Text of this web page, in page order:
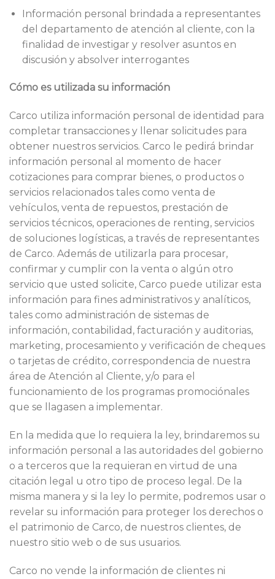
Información personal brindada a representantes
del departamento de atención al cliente, con la
finalidad de investigar y resolver asuntos en
discusión y absolver interrogantes
Cómo es utilizada su información
Carco utiliza información personal de identidad para
completar transacciones y llenar solicitudes para
obtener nuestros servicios. Carco le pedirá brindar
información personal al momento de hacer
cotizaciones para comprar bienes, o productos o
servicios relacionados tales como venta de
vehículos, venta de repuestos, prestación de
servicios técnicos, operaciones de renting, servicios
de soluciones logísticas, a través de representantes
de Carco. Además de utilizarla para procesar,
confirmar y cumplir con la venta o algún otro
servicio que usted solicite, Carco puede utilizar esta
información para fines administrativos y analíticos,
tales como administración de sistemas de
información, contabilidad, facturación y auditorias,
marketing, procesamiento y verificación de cheques
o tarjetas de crédito, correspondencia de nuestra
área de Atención al Cliente, y/o para el
funcionamiento de los programas promociónales
que se llagasen a implementar.
En la medida que lo requiera la ley, brindaremos su
información personal a las autoridades del gobierno
o a terceros que la requieran en virtud de una
citación legal u otro tipo de proceso legal. De la
misma manera y si la ley lo permite, podremos usar o
revelar su información para proteger los derechos o
el patrimonio de Carco, de nuestros clientes, de
nuestro sitio web o de sus usuarios.
Carco no vende la información de clientes ni